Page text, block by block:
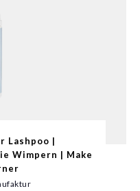
Lashpoo |
Wimpern | Make